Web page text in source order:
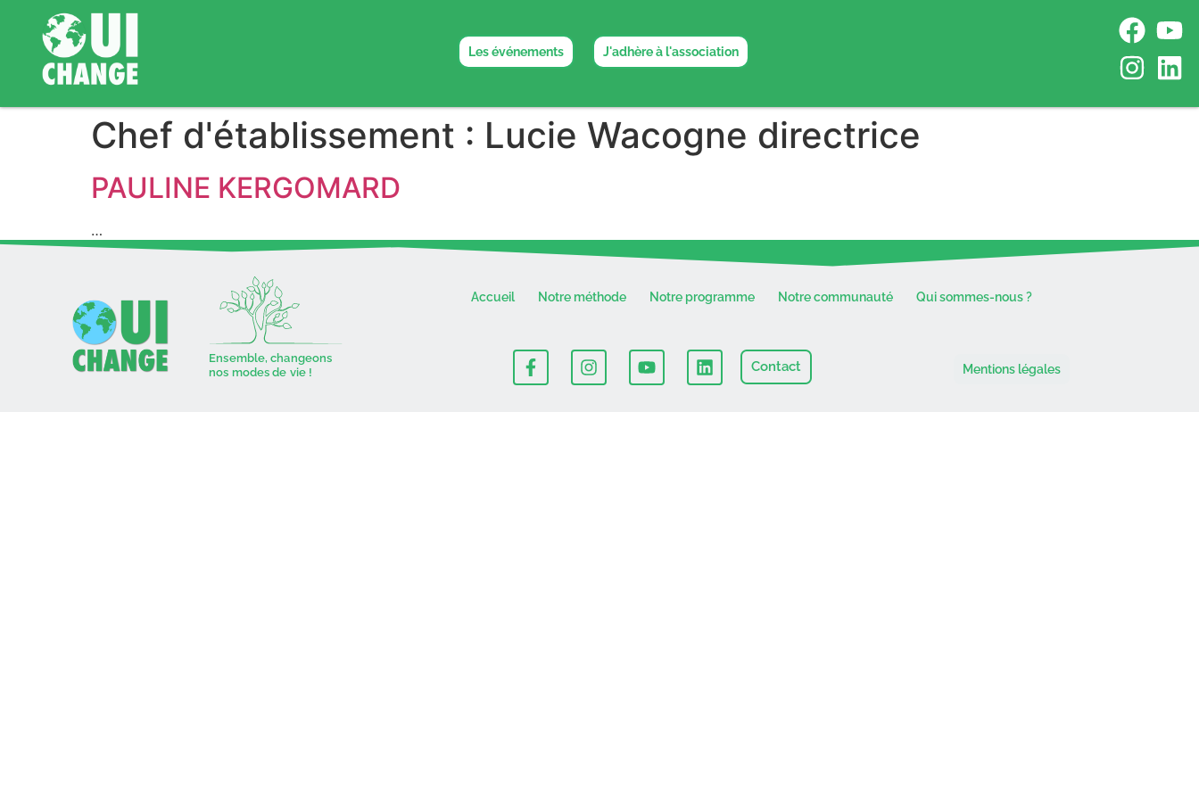
Les événements J'adhère à l'association
Chef d'établissement : Lucie Wacogne directrice
PAULINE KERGOMARD
…
Ensemble, changeons
nos modes de vie !
Accueil Notre méthode Notre programme Notre communauté Qui sommes-nous ?
Contact Mentions légales